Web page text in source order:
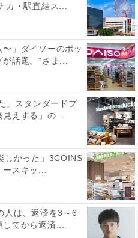
カ・駅直結ス...
〜」ダイソーのポッ
話題。“さま...
」スタンダードプ
えする」の...
しかった」3COINS
スキッ...
人は、返済を3～6
てから返済...